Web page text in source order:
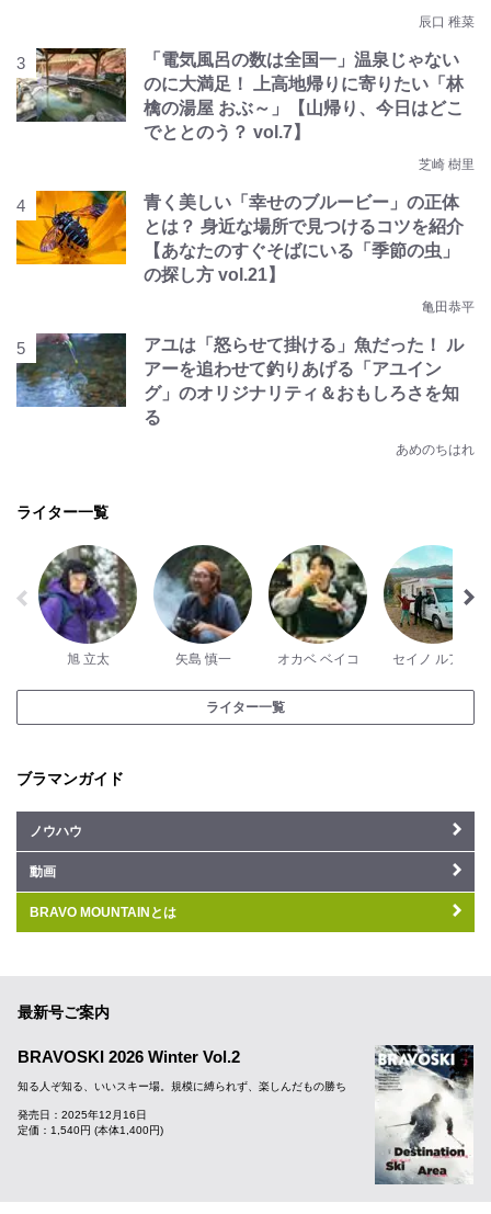
辰口 稚菜
「電気風呂の数は全国一」温泉じゃない
のに大満足！ 上高地帰りに寄りたい「林
檎の湯屋 おぶ～」【山帰り、今日はどこ
でととのう？ vol.7】
芝崎 樹里
青く美しい「幸せのブルービー」の正体
とは？ 身近な場所で見つけるコツを紹介
【あなたのすぐそばにいる「季節の虫」
の探し方 vol.21】
亀田恭平
アユは「怒らせて掛ける」魚だった！ ル
アーを追わせて釣りあげる「アユイン
グ」のオリジナリティ＆おもしろさを知
る
あめのちはれ
ライター一覧
旭 立太 矢島 慎一 オカベ ベイコ セイノ ルアナ
ライター一覧
ブラマンガイド
ノウハウ
動画
BRAVO MOUNTAINとは
最新号ご案内
BRAVOSKI 2026 Winter Vol.2
知る人ぞ知る、いいスキー場。規模に縛られず、楽しんだもの勝ち
発売日：2025年12月16日
定価：1,540円 (本体1,400円)